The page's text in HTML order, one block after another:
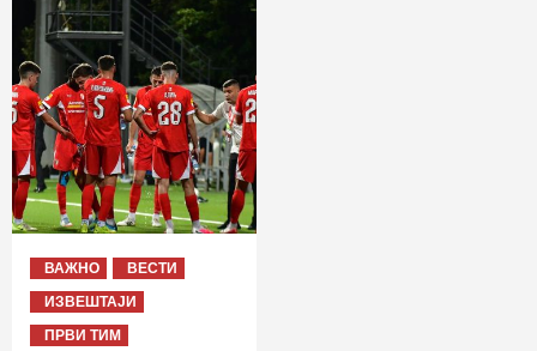
ВАЖНО
ВЕСТИ
ИЗВЕШТАЈИ
ПРВИ ТИМ